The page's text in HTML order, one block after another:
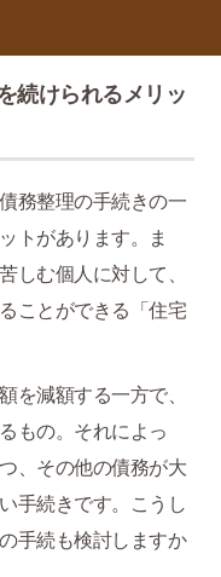
続けられるメリッ
務整理の手続きの一
トがあります。ま
しむ個人に対して、
ことができる「住宅
を減額する一方で、
もの。それによっ
、その他の債務が大
手続きです。こうし
手続も検討しますか